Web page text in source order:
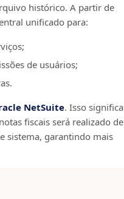
histórico. A partir de
unificado para:
de usuários;
NetSuite. Isso significa
fiscais será realizado de
sistema, garantindo mais